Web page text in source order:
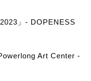
」- DOPENESS
Art Center -